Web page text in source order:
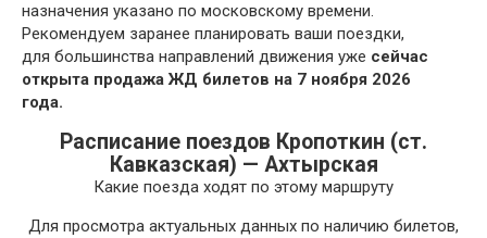
назначения указано по московскому времени.
Рекомендуем заранее планировать ваши поездки,
для большинства направлений движения уже сейчас
открыта продажа ЖД билетов на 7 ноября 2026
года.
Расписание поездов Кропоткин (ст.
Кавказская) — Ахтырская
Какие поезда ходят по этому маршруту
Для просмотра актуальных данных по наличию билетов,